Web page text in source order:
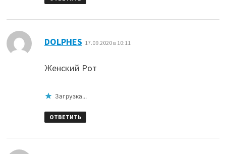
DOLPHES 17.09.2020 в 10:11
Женский Рот
Загрузка...
ОТВЕТИТЬ